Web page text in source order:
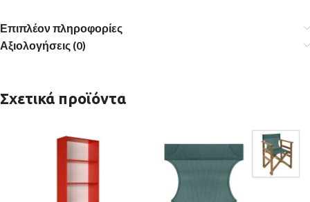
Επιπλέον πληροφορίες
Αξιολογήσεις (0)
Σχετικά προϊόντα